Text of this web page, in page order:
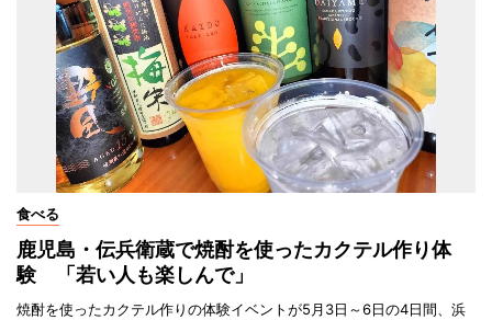
食べる
鹿児島・伝兵衛蔵で焼酎を使ったカクテル作り体
験 「若い人も楽しんで」
焼酎を使ったカクテル作りの体験イベントが5月3日～6日の4日間、浜